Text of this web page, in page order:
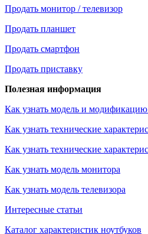
Продать монитор / телевизор
Продать планшет
Продать смартфон
Продать приставку
Полезная информация
Как узнать модель и модификацию
Как узнать технические
Как узнать технические
Как узнать модель монитора
Как узнать модель телевизора
Интересные статьи
Каталог характеристик ноутбуков